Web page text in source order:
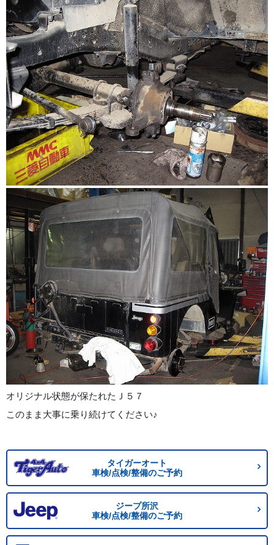
オリジナル状態が保たれたＪ５７
このまま大事に乗り続けてください♪
タイガーオート
車検/点検/整備のご予約
ジープ所沢
車検/点検/整備のご予約